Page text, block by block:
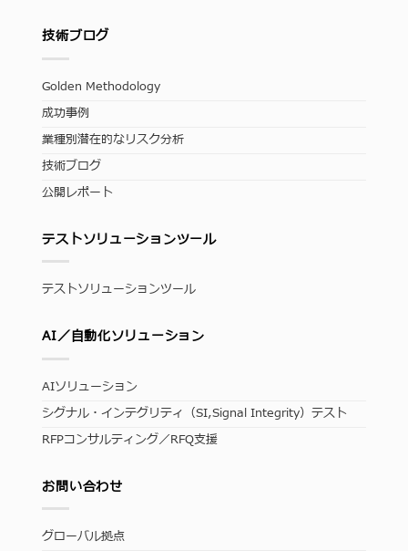
技術ブログ
Golden Methodology
成功事例
業種別潜在的なリスク分析
技術ブログ
公開レポート
テストソリューションツール
テストソリューションツール
AI／自動化ソリューション
AIソリューション
シグナル・インテグリティ（SI,Signal Integrity）テスト
RFPコンサルティング／RFQ支援
お問い合わせ
グローバル拠点